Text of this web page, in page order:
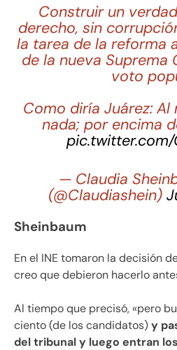
Construir un
derecho, sin
la tarea de la reforma
de la nueva Suprema
voto
Como diría Juárez: Al
nada; por encima
pic.twitter.com/
— Claudia
(@Claudiashein)
Sheinbaum
En el INE tomaron la decisión
creo que debieron hacerlo
Al tiempo que precisó, «pero
ciento (de los candidatos)y
del tribunal y luego entran